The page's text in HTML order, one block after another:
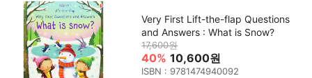
Very First Lift-the-flap Questions
and Answers : What is Snow?
17,600원
40% 10,600원
ISBN : 9781474940092